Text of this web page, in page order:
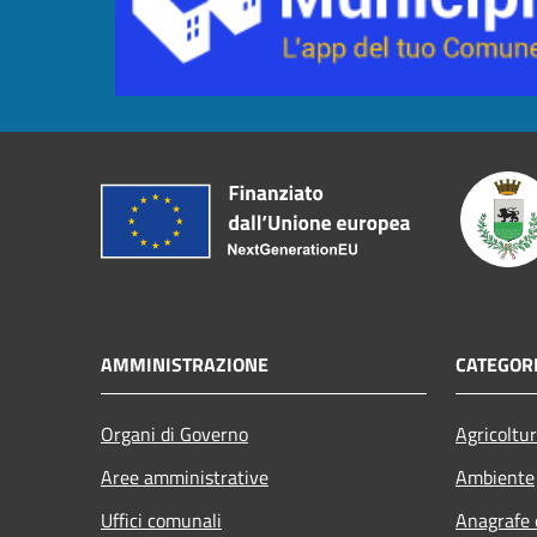
AMMINISTRAZIONE
Organi di Governo
Aree amministrative
Uffici comunali
Ambiente